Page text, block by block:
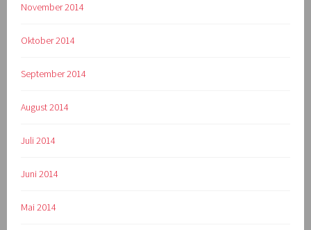
November 2014
Oktober 2014
September 2014
August 2014
Juli 2014
Juni 2014
Mai 2014